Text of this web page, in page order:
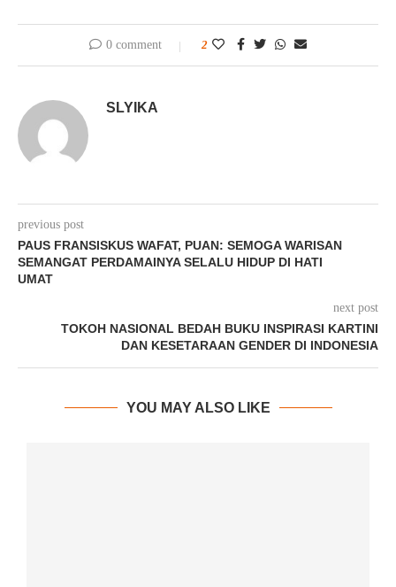
0 comment 2
SLYIKA
previous post
PAUS FRANSISKUS WAFAT, PUAN: SEMOGA WARISAN
SEMANGAT PERDAMAINYA SELALU HIDUP DI HATI
UMAT
next post
TOKOH NASIONAL BEDAH BUKU INSPIRASI KARTINI
DAN KESETARAAN GENDER DI INDONESIA
YOU MAY ALSO LIKE